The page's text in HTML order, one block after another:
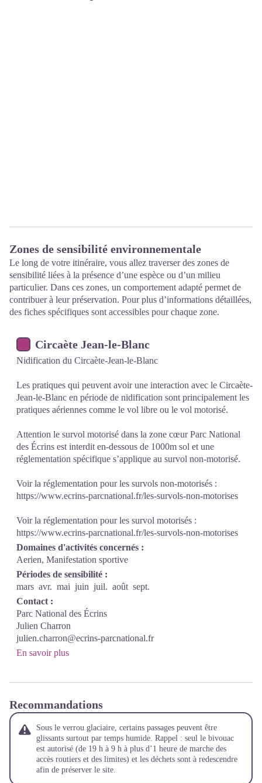
Zones de sensibilité environnementale
Le long de votre itinéraire, vous allez traverser des zones de
sensibilité liées à la présence d’une espèce ou d’un milieu
particulier. Dans ces zones, un comportement adapté permet de
contribuer à leur préservation. Pour plus d’informations détaillées,
des fiches spécifiques sont accessibles pour chaque zone.
Circaète Jean-le-Blanc
Nidification du Circaète-Jean-le-Blanc
Les pratiques qui peuvent avoir une interaction avec le Circaète-
Jean-le-Blanc en période de nidification sont principalement les
pratiques aériennes comme le vol libre ou le vol motorisé.
Attention le survol motorisé dans la zone cœur Parc National
des Écrins est interdit en-dessous de 1000m sol et une
réglementation spécifique s’applique au survol non-motorisé.
Voir la réglementation pour les survols non-motorisés :
https://www.ecrins-parcnational.fr/les-survols-non-motorises
Voir la réglementation pour les survol motorisés :
https://www.ecrins-parcnational.fr/les-survols-non-motorises
Domaines d'activités concernés :
Aerien, Manifestation sportive
Périodes de sensibilité :
mars avr. mai juin juil. août sept.
Contact :
Parc National des Écrins
Julien Charron
julien.charron@ecrins-parcnational.fr
En savoir plus
Recommandations
Sous le verrou glaciaire, certains passages peuvent être
glissants surtout par temps humide. Rappel : seul le bivouac
est autorisé (de 19 h à 9 h à plus d’1 heure de marche des
accès routiers et des limites) et les déchets sont à redescendre
afin de préserver le site.